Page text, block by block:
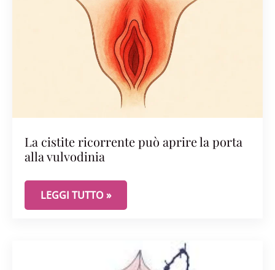
La cistite ricorrente può aprire la porta
alla vulvodinia
LA CISTITE RICORRENTE PUÒ APRIRE LA PORTA
LEGGI TUTTO »